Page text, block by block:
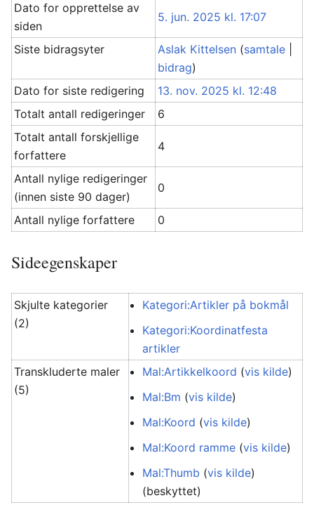
Dato for opprettelse av
siden
5. jun. 2025 kl. 17:07
Siste bidragsyter Aslak Kittelsen (samtale
bidrag)
Dato for siste redigering
13. nov. 2025 kl. 12:48
Totalt antall redigeringer
6
Totalt antall forskjellige
forfattere
4
Antall nylige redigeringer
(innen siste 90 dager)
0
Antall nylige forfattere 0
Sideegenskaper
Skjulte kategorier
(2)
Kategori:Artikler på bokmål
Kategori:Koordinatfesta
artikler
Transkluderte maler
(5)
Mal:Artikkelkoord (vis kilde)
Mal:Bm (vis kilde)
Mal:Koord (vis kilde)
Mal:Koord ramme (vis kilde)
Mal:Thumb (vis kilde)
(beskyttet)